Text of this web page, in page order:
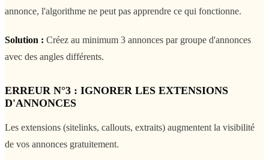
annonce, l'algorithme ne peut pas apprendre ce qui fonctionne.
Solution : Créez au minimum 3 annonces par groupe d'annonces
avec des angles différents.
ERREUR N°3 : IGNORER LES EXTENSIONS
D'ANNONCES
Les extensions (sitelinks, callouts, extraits) augmentent la visibilité
de vos annonces gratuitement.